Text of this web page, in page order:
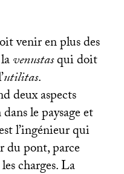
venir en plus des
venustasqui doit
utilitas.
deux aspects
le paysage et
l’ingénieur qui
du pont, parce
charges. La